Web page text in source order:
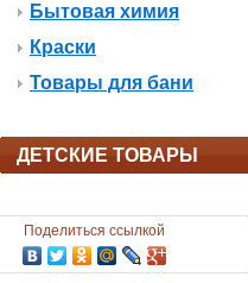
Бытовая химия
Краски
Товары для бани
ДЕТСКИЕ ТОВАРЫ
Поделиться ссылкой